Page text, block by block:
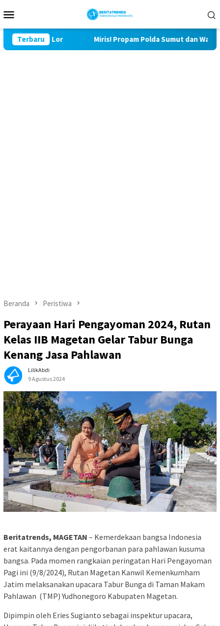
ke
Mobile
Terbaru
Bulu Lor Miris! Propam Polda Sumut dan Wasidik
Beranda Peristiwa
Perayaan Hari Pengayoman 2024, Rutan
Kelas IIB Magetan Gelar Tabur Bunga
Kenang Jasa Pahlawan
LilikAbdi
9 Agustus 2024
Beritatrends, MAGETAN – Kemerdekaan bangsa Indonesia
erat kaitannya dengan pengorbanan para pahlawan kusuma
bangsa. Pada momen rangkaian peringatan Hari Pengayoman
Pagi ini (9/8/2024), Rutan Magetan Kanwil Kemenkumham
Jatim melaksanakan upacara Tabur Bunga di Taman Makam
Pahlawan (TMP) Yudhonegoro Kabupaten Magetan.
Dipimpin oleh Eries Sugianto sebagai inspektur upacara,